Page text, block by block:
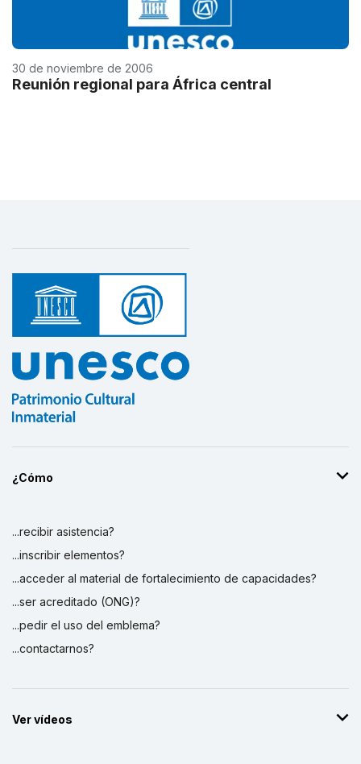
30 de noviembre de 2006
Reunión regional para África central
¿Cómo
...recibir asistencia?
...inscribir elementos?
...acceder al material de fortalecimiento de capacidades?
...ser acreditado (ONG)?
...pedir el uso del emblema?
...contactarnos?
Ver vídeos